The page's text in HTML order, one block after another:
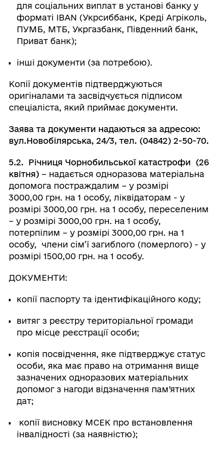
для соціальних виплат в установі банку у
форматі IBAN (Укрсиббанк, Креді Агріколь,
ПУМБ, МТБ, Укргазбанк, Південний банк,
Приват банк);
інші документи (за потребою).
Копії документів підтверджуються
оригіналами та засвідчується підписом
спеціаліста, який приймає документи.
Заява та документи надаються за адресою:
вул.Новобілярська, 24/3, тел. (04842) 2-50-70.
5.2.
Річниця Чорнобильської катастрофи (26
квітня)– надається одноразова матеріальна
допомога постраждалим – у розмірі
3000,00 грн. на 1 особу, ліквідаторам - у
розмірі 3000,00 грн. на 1 особу, переселеним
– у розмірі 3000,00 грн. на 1 особу,
потерпілим – у розмірі 3000,00 грн. на 1
особу, члени сім’ї загиблого (померлого) - у
розмірі 1500,00 грн. на 1 особу.
ДОКУМЕНТИ:
копії паспорту та ідентифікаційного коду;
витяг з реєстру територіальної громади
про місце реєстрації особи;
копія посвідчення, яке підтверджує статус
особи, яка має право на отримання вище
зазначених одноразових матеріальних
допомог з нагоди відзначення пам’ятних
дат;
копії висновку МСЕК про встановлення
інвалідності (за наявністю);